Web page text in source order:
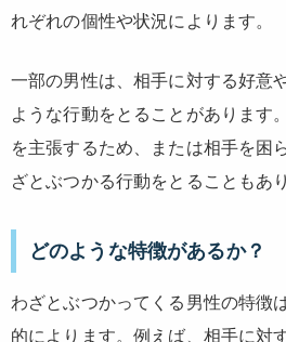
れぞれの個性や状況によります。
一部の男性は、相手に対する好意
ような行動をとることがあります
を主張するため、または相手を困
ざとぶつかる行動をとることもあ
どのような特徴があるか？
わざとぶつかってくる男性の特徴
的によります。例えば、相手に対